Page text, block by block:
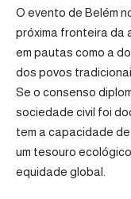
O evento de Belém
próxima fronteira da
em pautas como a
dos povos
Se o consenso
sociedade civil foi
tem a capacidade
um tesouro
equidade global.